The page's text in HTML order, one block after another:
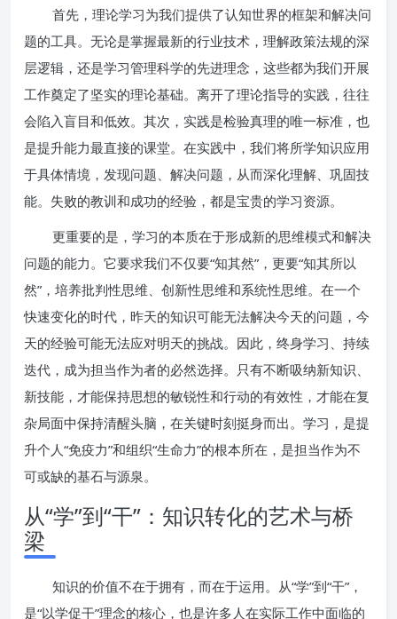
首先，理论学习为我们提供了认知世界的框架和解决问
题的工具。无论是掌握最新的行业技术，理解政策法规的深
层逻辑，还是学习管理科学的先进理念，这些都为我们开展
工作奠定了坚实的理论基础。离开了理论指导的实践，往往
会陷入盲目和低效。其次，实践是检验真理的唯一标准，也
是提升能力最直接的课堂。在实践中，我们将所学知识应用
于具体情境，发现问题、解决问题，从而深化理解、巩固技
能。失败的教训和成功的经验，都是宝贵的学习资源。
更重要的是，学习的本质在于形成新的思维模式和解决
问题的能力。它要求我们不仅要“知其然”，更要“知其所以
然”，培养批判性思维、创新性思维和系统性思维。在一个
快速变化的时代，昨天的知识可能无法解决今天的问题，今
天的经验可能无法应对明天的挑战。因此，终身学习、持续
迭代，成为担当作为者的必然选择。只有不断吸纳新知识、
新技能，才能保持思想的敏锐性和行动的有效性，才能在复
杂局面中保持清醒头脑，在关键时刻挺身而出。学习，是提
升个人“免疫力”和组织“生命力”的根本所在，是担当作为不
可或缺的基石与源泉。
从“学”到“干”：知识转化的艺术与桥
梁
知识的价值不在于拥有，而在于运用。从“学”到“干”，
是“以学促干”理念的核心，也是许多人在实际工作中面临的